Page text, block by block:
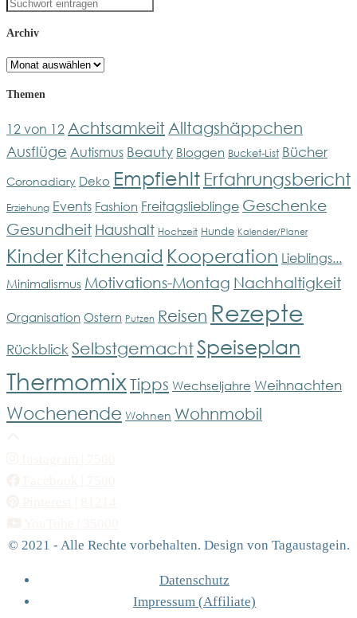
Archiv
Archiv
Themen
12 von 12 Achtsamkeit Alltagshäppchen
Ausflüge Autismus Beauty Bloggen Bucket-List Bücher
Coronadiary Deko Empfiehlt Erfahrungsbericht
Erziehung Events Fashion Freitagslieblinge Geschenke
Gesundheit Haushalt Hochzeit Hunde Kalender/Planer
Kinder Kitchenaid Kooperation Lieblings...
Minimalismus Motivations-Montag Nachhaltigkeit
Organisation Ostern Putzen Reisen Rezepte
Rückblick SelbstgemachtSpeiseplan
Thermomix Tipps Wechseljahre Weihnachten
Wochenende Wohnen Wohnmobil
© 2021 - Alle Rechte vorbehalten. Design von Tagaustagein.
Datenschutz
Impressum (Affiliate)